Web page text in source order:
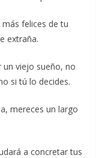
felices de tu
extraña.
un viejo sueño, no
si tú lo decides.
mereces un largo
a concretar tus